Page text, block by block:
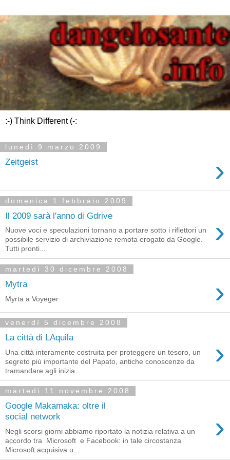
:-) Think Different (-:
lunedì 9 marzo 2009
Zeitgeist ›
domenica 1 febbraio 2009
Il 2009 sarà l'anno di Gdrive ›
Nuove voci e speculazioni tornano a portare sotto i riflettori un
possibile servizio di archiviazione remota erogato da Google.
Tutti pronti...
martedì 30 dicembre 2008
Mytra ›
Myrta a Voyeger
venerdì 5 dicembre 2008
La città di LAquila ›
Una città interamente costruita per proteggere un tesoro, un
segreto più importante del Papato, antiche conoscenze da
tramandare agli inizia...
martedì 11 novembre 2008
Google Makamaka: oltre il
social network
›
Negli scorsi giorni abbiamo riportato la notizia relativa a un
accordo tra Microsoft e Facebook: in tale circostanza
Microsoft acquisiva u...